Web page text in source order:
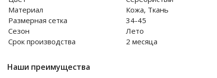
Материал
Кожа, Ткань
Размерная сетка
34-45
Сезон
Лето
Срок производства
2 месяца
Наши преимущества